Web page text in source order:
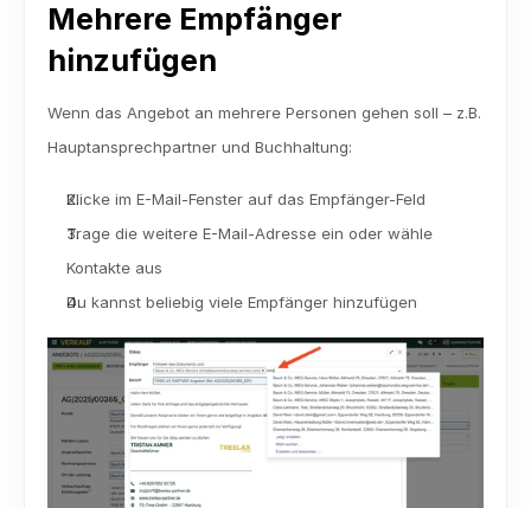
Mehrere Empfänger
hinzufügen
Wenn das Angebot an mehrere Personen gehen soll – z.B.
Hauptansprechpartner und Buchhaltung:
Klicke im E-Mail-Fenster auf das Empfänger-Feld
Trage die weitere E-Mail-Adresse ein oder wähle
Kontakte aus
Du kannst beliebig viele Empfänger hinzufügen